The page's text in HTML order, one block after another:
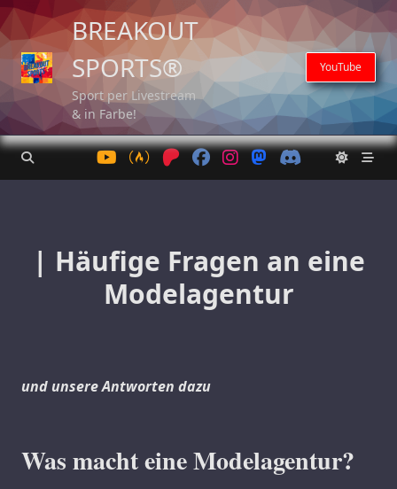
Skip
to
content
BREAKOUT
SPORTS®
Sport per Livestream
& in Farbe!
YouTube
| Häufige Fragen an eine
Modelagentur
und unsere Antworten dazu
Was macht eine Modelagentur?